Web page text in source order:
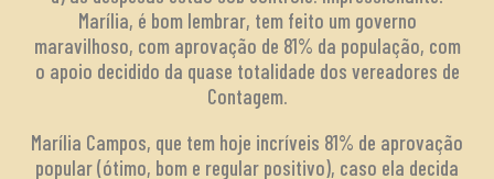
Marília, é bom lembrar, tem feito um governo
maravilhoso, com aprovação de 81% da população, com
o apoio decidido da quase totalidade dos vereadores de
Contagem.
Marília Campos, que tem hoje incríveis 81% de aprovação
popular (ótimo, bom e regular positivo), caso ela decida